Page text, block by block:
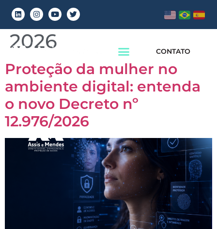
CONTATO
Dia:22 de junho de
2026
Proteção da mulher no
ambiente digital: entenda
o novo Decreto nº
12.976/2026